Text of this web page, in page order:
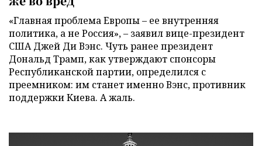
«Главная проблема Европы – ее внутренняя
политика, а не Россия», – заявил вице-президент
США Джей Ди Вэнс. Чуть ранее президент
Дональд Трамп, как утверждают спонсоры
Республиканской партии, определился с
преемником: им станет именно Вэнс, противник
поддержки Киева. А жаль.